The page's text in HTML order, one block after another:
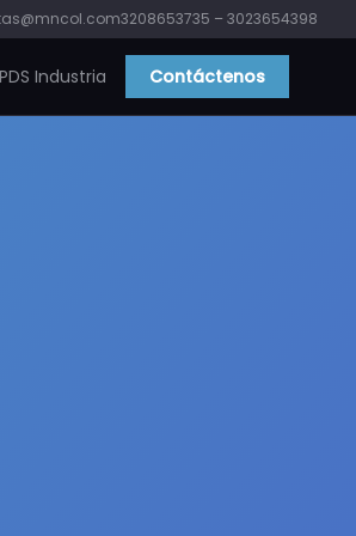
3208653735 – 3023654398
PDS Industria Contáctenos